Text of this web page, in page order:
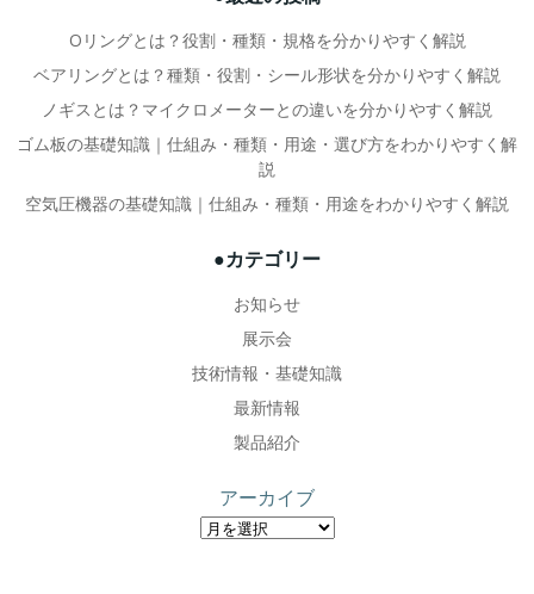
ビ
ゲ
ー
シ
ビ
ゲ
ー
シ
ョ
ン
Oリングとは？役割・種類・規格を分かりやすく解説
ベアリングとは？種類・役割・シール形状を分かりやすく解説
ノギスとは？マイクロメーターとの違いを分かりやすく解説
ゴム板の基礎知識｜仕組み・種類・用途・選び方をわかりやすく解
説
空気圧機器の基礎知識｜仕組み・種類・用途をわかりやすく解説
●カテゴリー
お知らせ
展示会
技術情報・基礎知識
最新情報
製品紹介
アーカイブ